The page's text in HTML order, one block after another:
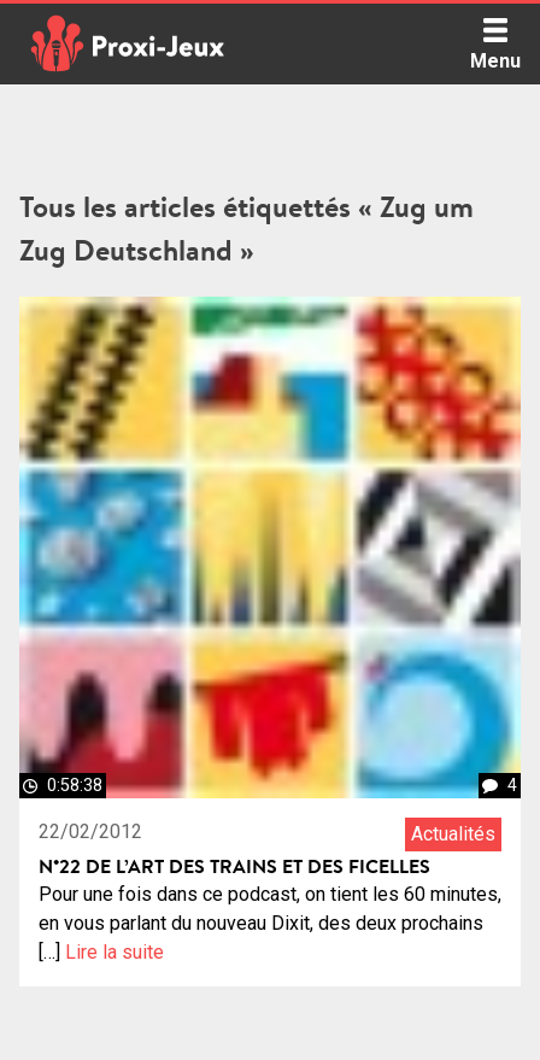
content
Menu
Tous les articles étiquettés « Zug um
Zug Deutschland »
0:58:38 4
22/02/2012 Actualités
N°22 DE L’ART DES TRAINS ET DES FICELLES
Pour une fois dans ce podcast, on tient les 60 minutes,
en vous parlant du nouveau Dixit, des deux prochains
[…] Lire la suite